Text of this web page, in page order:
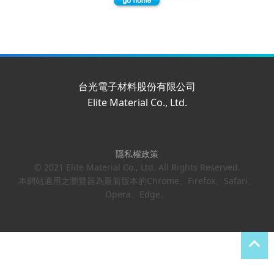
台光電子材料股份有限公司
Elite Material Co., Ltd.
隱私權政策
© 2021 Elite Material Co., Ltd. All Rights Reserved.
本網站適用之瀏覽器為最新版本的Chrome、Firefox、Safari、
Opera、Edge。